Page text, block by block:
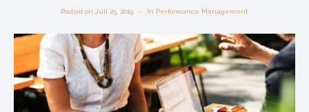
Posted on Juli 25, 2019 In Performance Management